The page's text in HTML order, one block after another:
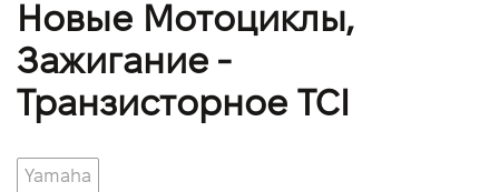
Новые Мотоциклы,
Зажигание -
Транзисторное TCI
Yamaha
Акции %
Новости